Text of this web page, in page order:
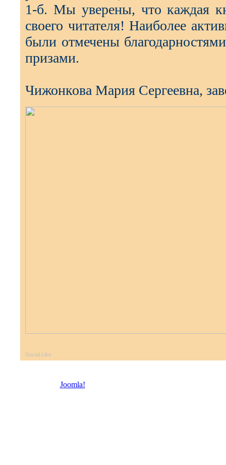
1-б. Мы уверены, что каждая
своего читателя! Наиболее
были отмечены
призами.
Чижонкова Мария Сергеевна,
Social Like
Joomla!